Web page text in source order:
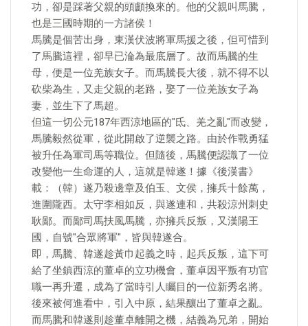
功，卻是踩著父親的頭顱換來的。他的父親叫馬騰，
也是三國時期的一方諸侯！
馬騰是個苦出身，東漢伏波將軍馬援之後，但可惜到
了馬騰這裡，卻早已淪為最底層了。故而馬騰的生
母，便是一位羌族女子。而馬騰長大後，就不得不以
砍柴為生，又走父親的老路，娶了一位羌族女子為
妻，並生下了馬超。
但這一切公元187年西涼地區的"氐、羌之亂"而改變，
馬騰毅然從軍，從此開啟了逆襲之路。由於作戰勇猛
被升任為軍司馬等職位。但隨後，馬騰便認識了一位
改變他一生命運的人，這就是韓遂！據《後漢書》
載：（韓）遂乃殺邊章及伯玉、文侯，擁兵十餘萬，
進圍隴西。太守李相如反，與遂連和，共殺涼州刺史
耿鄙。而鄙司馬扶風馬騰，亦擁兵反叛，又漢陽王
國，自號"合眾將軍"，皆與韓遂合。
即，馬騰、韓遂趁黃巾起義之時，起兵反叛，這下可
給了坐鎮西涼的董卓的立功機會，董卓因平叛有功官
職一再升遷，成為了當時引人矚目的一位新秀名將。
後來被何進看中，引入中原，結果釀出了董卓之亂。
而馬騰和韓遂則趁董卓離開之機，結義為兄弟，開始